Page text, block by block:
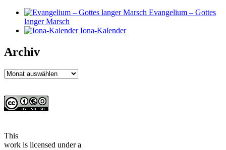
Evangelium – Gottes
langer Marsch
Iona-Kalender
Archiv
Archiv
This
work is licensed under a